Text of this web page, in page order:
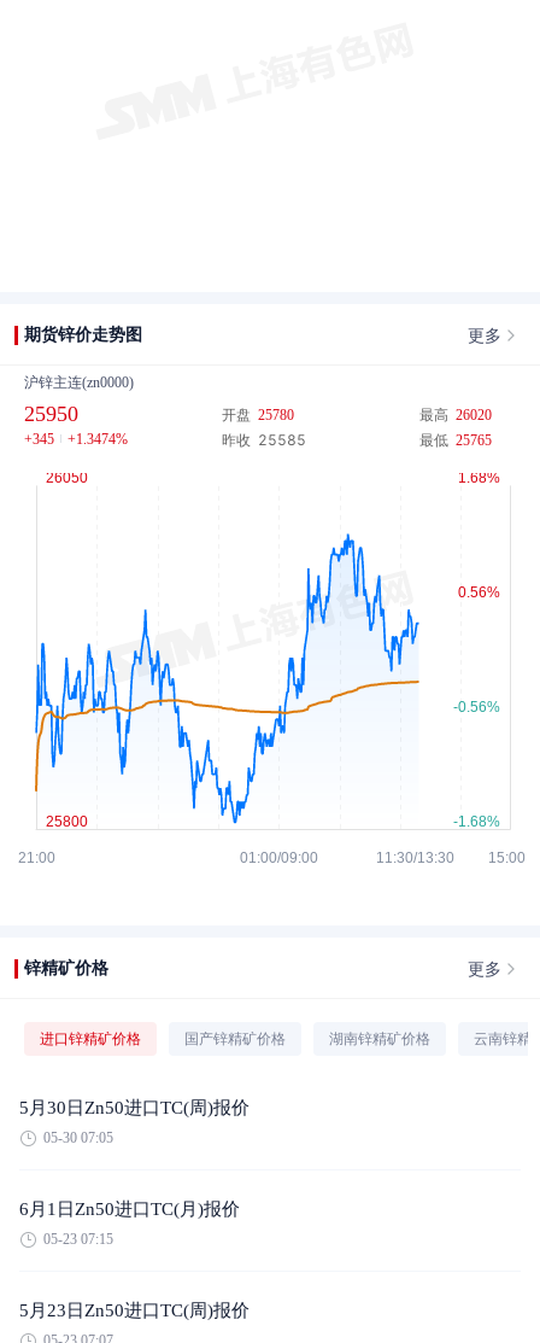
期货锌价走势图 更多
沪锌主连(zn0000)
25950
+345 +1.3474%
开盘 25780
昨收 25585
最高 26020
最低 25765
锌精矿价格 更多
进口锌精矿价格 国产锌精矿价格 湖南锌精矿价格 云南锌精
5月30日Zn50进口TC(周)报价
05-30 07:05
6月1日Zn50进口TC(月)报价
05-23 07:15
5月23日Zn50进口TC(周)报价